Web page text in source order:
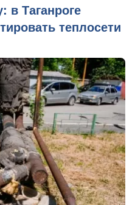
в Таганроге
теплосети